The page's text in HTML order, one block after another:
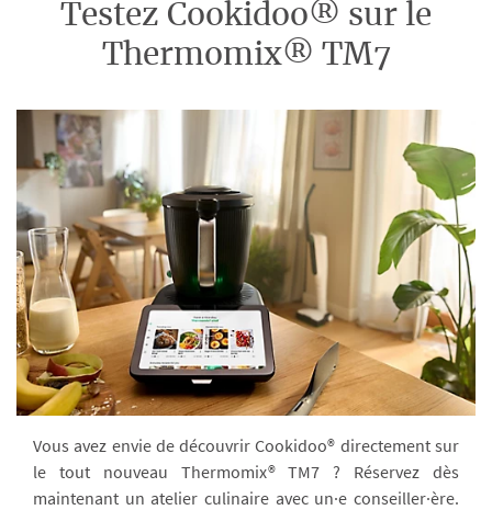
Testez Cookidoo® sur le
Thermomix® TM7
Vous avez envie de découvrir Cookidoo® directement sur
le tout nouveau Thermomix® TM7 ? Réservez dès
maintenant un atelier culinaire avec un·e conseiller·ère.